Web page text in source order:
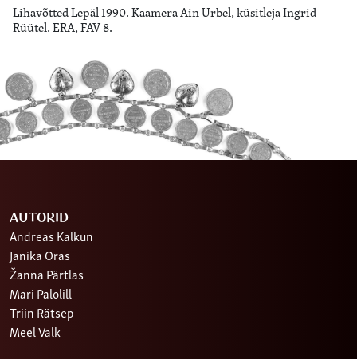
Lihavõtted Lepäl 1990. Kaamera Ain Urbel, küsitleja Ingrid
Rüütel. ERA, FAV 8.
AUTORID
Andreas Kalkun
Janika Oras
Žanna Pärtlas
Mari Palolill
Triin Rätsep
Meel Valk